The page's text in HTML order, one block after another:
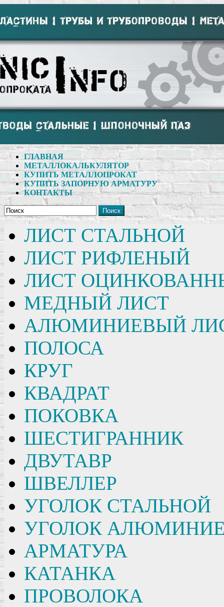
ГЛАВНАЯ
МЕТАЛЛОКАЛЬКУЛЯТОР
КУПИТЬ МЕТАЛЛОПРОКАТ
КУПИТЬ ЗАПОРНУЮ АРМАТУРУ
КОНТАКТЫ
Поиск
ЛИСТ СТАЛЬНОЙ
ЛИСТ РИФЛЕНЫЙ
ЛИСТ
МЕДНЫЙ ЛИСТ
АЛЮМИНИЕВЫЙ
ПОЛОСА
КРУГ
КВАДРАТ
ПОКОВКА
ШЕСТИГРАННИК
ДВУТАВР
ШВЕЛЛЕР
УГОЛОК СТАЛЬНОЙ
УГОЛОК
АРМАТУРА
КАТАНКА
ПРОВОЛОКА